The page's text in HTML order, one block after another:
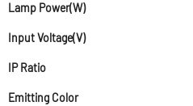
Lamp Power(W)
Input Voltage(V)
IP Ratio
Emitting Color